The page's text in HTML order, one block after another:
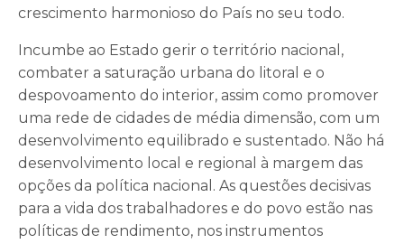
crescimento harmonioso do País no seu todo.
Incumbe ao Estado gerir o território nacional,
combater a saturação urbana do litoral e o
despovoamento do interior, assim como promover
uma rede de cidades de média dimensão, com um
desenvolvimento equilibrado e sustentado. Não há
desenvolvimento local e regional à margem das
opções da política nacional. As questões decisivas
para a vida dos trabalhadores e do povo estão nas
políticas de rendimento, nos instrumentos